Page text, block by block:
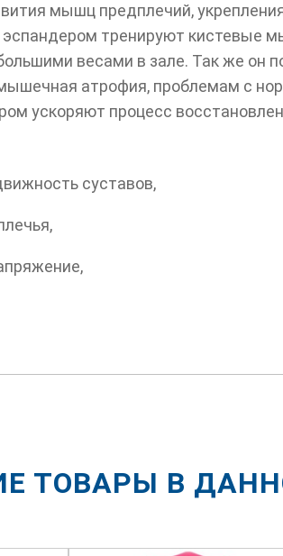
мышц предплечий,
тренируют кистевые
весами в зале. Так же он
атрофия, проблемам с
ускоряют процесс
суставов,
ТОВАРЫ В